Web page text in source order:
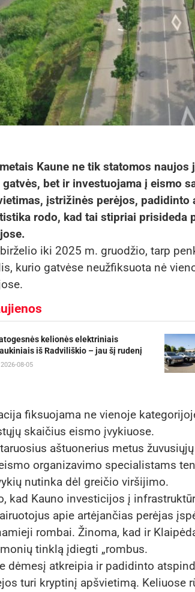
Kaune ne tik statomos
bet ir investuojama į eismo
įstrižinės perėjos,
rodo, kad tai stipriai
iki 2025 m. gruodžio, tarp
kurio gatvėse neužfiksuota nė
kelionės elektriniais
iš Radviliškio – jau šį rudenį
08-05
fiksuojama ne vienoje
skaičius eismo įvykiuose.
aštuonerius metus
organizavimo specialistams
nutinka dėl greičio viršijimo.
kad Kauno investicijos į
apie artėjančias perėjas
rombai. Žinoma, kad ir
tinklą įdiegti „rombus.
dėmesį atkreipia ir padidinto
turi kryptinį apšvietimą. Keliuose